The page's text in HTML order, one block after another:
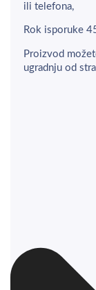
ili telefona,
Rok isporuke
Proizvod
ugradnju od